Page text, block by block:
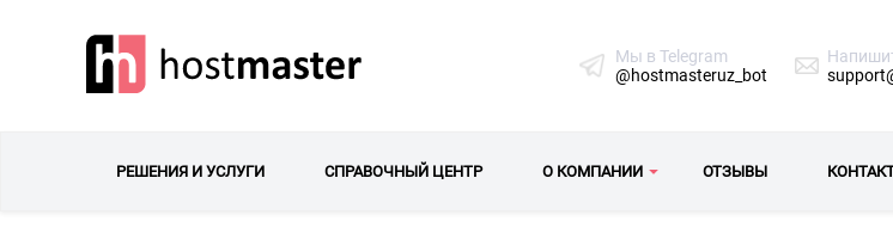
Мы в Telegram
@hostmasteruz_bot
РЕШЕНИЯ И УСЛУГИ СПРАВОЧНЫЙ ЦЕНТР О КОМПАНИИ ОТЗЫВЫ